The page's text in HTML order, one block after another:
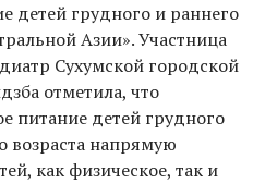
детей грудного и раннего
Азии». Участница
Сухумской городской
отметила, что
питание детей грудного
возраста напрямую
как физическое, так и